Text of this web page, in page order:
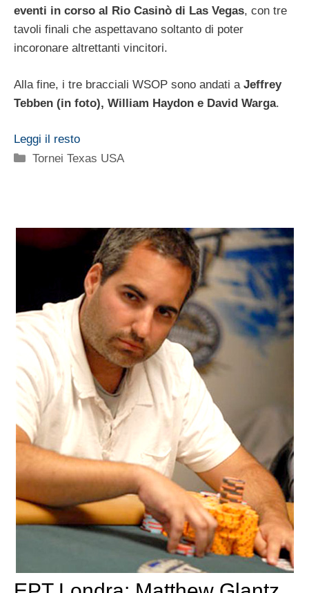
eventi in corso al Rio Casinò di Las Vegas, con tre
tavoli finali che aspettavano soltanto di poter
incoronare altrettanti vincitori.
Alla fine, i tre bracciali WSOP sono andati a Jeffrey
Tebben (in foto), William Haydon e David Warga.
Leggi il resto
Categorie
Tornei Texas USA